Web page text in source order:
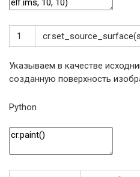
1 cr.set_source_surface(
Указываем в качестве
созданную поверхность
Python